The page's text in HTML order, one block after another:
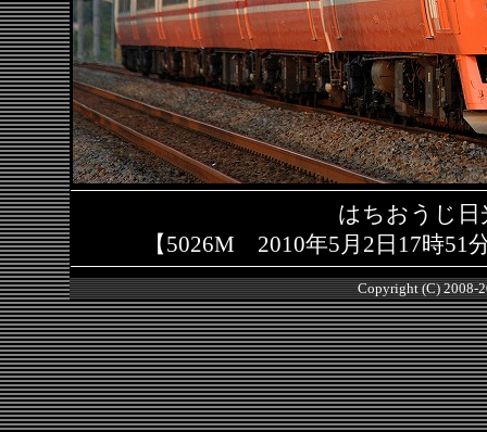
はちおうじ日
【5026M 2010年5月2日17時
Copyright (C) 2008-